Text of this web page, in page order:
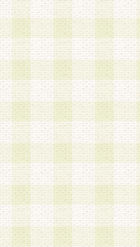
2.当社は、会員個人
会員情報を本人の承
人を識別できる情報
社は事前に会員本人
3.前項の定めに拘わ
意を 得ることなく、
づき選定した委託業
できるものとします
契約を締結しこれを
の注意をもって当該
a.本サービスに係る
b.会員からの電話、
c.モバイルリサーチ
実施もしくは運営
d.その他これらに付随